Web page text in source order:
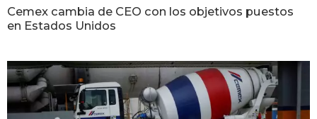
Cemex cambia de CEO con los objetivos puestos
en Estados Unidos